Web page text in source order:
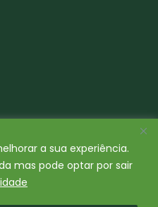
a sua experiência.
mas pode optar por sair
| Desenvolvido por